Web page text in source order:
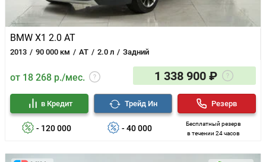
BMW X1 2.0 AT
2013 90 000 км AT 2.0 л Задний
от 18 268 р./мес. 1 338 900 ₽
- 120 000
в Кредит
- 40 000
Трейд Ин
Бесплатный резерв
в течении 24 часов
Резерв